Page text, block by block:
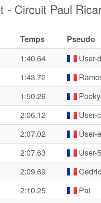
- Circuit Paul
Temps Pseudo
1:40.64 User-
1:43.72
1:50.26
2:06.12 User-
2:07.02 User-
2:07.63 User-
2:09.69
2:10.25 Pat